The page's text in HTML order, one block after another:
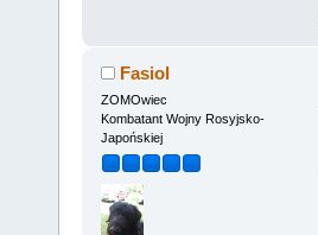
Fasiol
ZOMOwiec
Kombatant Wojny Rosyjsko-
Japońskiej